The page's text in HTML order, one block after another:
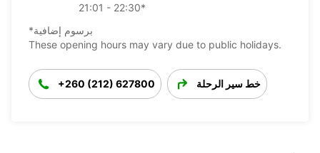
21:01 - 22:30*
*برسوم إضافية
These opening hours may vary due to public holidays.
+260 (212) 627800 خط سير الرحلة